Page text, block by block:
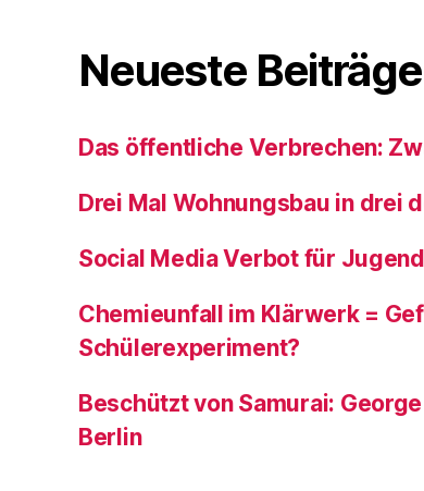
Neueste Beiträge
Das öffentliche Verbrechen:
Drei Mal Wohnungsbau in drei
Social Media Verbot für
Chemieunfall im Klärwerk =
Schülerexperiment?
Beschützt von Samurai:
Berlin